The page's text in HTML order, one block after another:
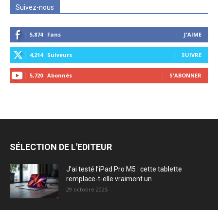
Suivez-nous
5,874 Fans J'AIME
4,214 Suiveurs SUIVRE
5,720 Abonnés S'ABONNER
SÉLECTION DE L'EDITEUR
J’ai testé l’iPad Pro M5 : cette tablette
remplace-t-elle vraiment un...
29 octobre 2025